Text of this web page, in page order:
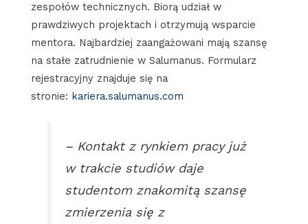
zespołów technicznych. Biorą udział w
prawdziwych projektach i otrzymują wsparcie
mentora. Najbardziej zaangażowani mają szansę
na stałe zatrudnienie w Salumanus. Formularz
rejestracyjny znajduje się na
stronie: kariera.salumanus.com
– Kontakt z rynkiem pracy już
w trakcie studiów daje
studentom znakomitą szansę
zmierzenia się z